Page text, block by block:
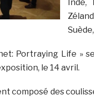
Inde,
Portraying Life »
le 14 avril.
composé des